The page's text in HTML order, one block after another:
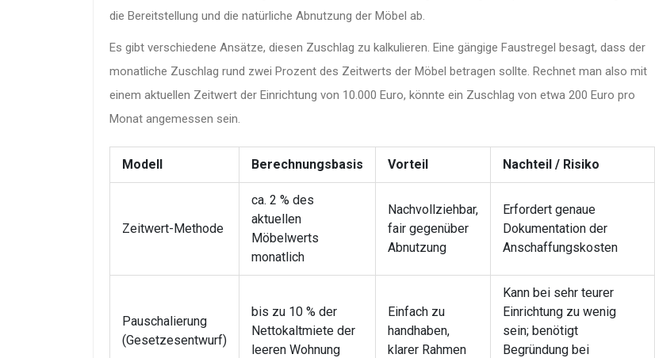
die Bereitstellung und die natürliche Abnutzung der Möbel ab.
Es gibt verschiedene Ansätze, diesen Zuschlag zu kalkulieren. Eine gängige Faustregel besagt, dass der
monatliche Zuschlag rund zwei Prozent des Zeitwerts der Möbel betragen sollte. Rechnet man also mit
einem aktuellen Zeitwert der Einrichtung von 10.000 Euro, könnte ein Zuschlag von etwa 200 Euro pro
Monat angemessen sein.
Modell Berechnungsbasis Vorteil Nachteil / Risiko
Zeitwert-Methode
ca. 2 % des
aktuellen
Möbelwerts
monatlich
Nachvollziehbar,
fair gegenüber
Abnutzung
Erfordert genaue
Dokumentation der
Anschaffungskosten
Pauschalierung
(Gesetzesentwurf)
bis zu 10 % der
Nettokaltmiete der
leeren Wohnung
Einfach zu
handhaben,
klarer Rahmen
Kann bei sehr teurer
Einrichtung zu wenig
sein; benötigt
Begründung bei